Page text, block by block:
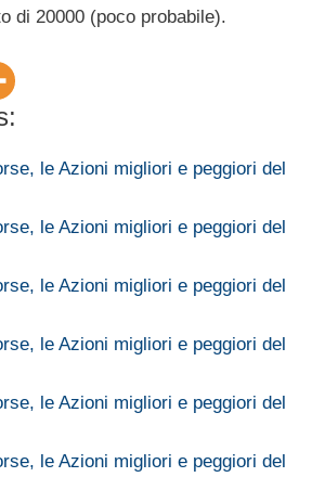
di 20000 (poco probabile).
le Azioni migliori e peggiori del
le Azioni migliori e peggiori del
le Azioni migliori e peggiori del
le Azioni migliori e peggiori del
le Azioni migliori e peggiori del
le Azioni migliori e peggiori del